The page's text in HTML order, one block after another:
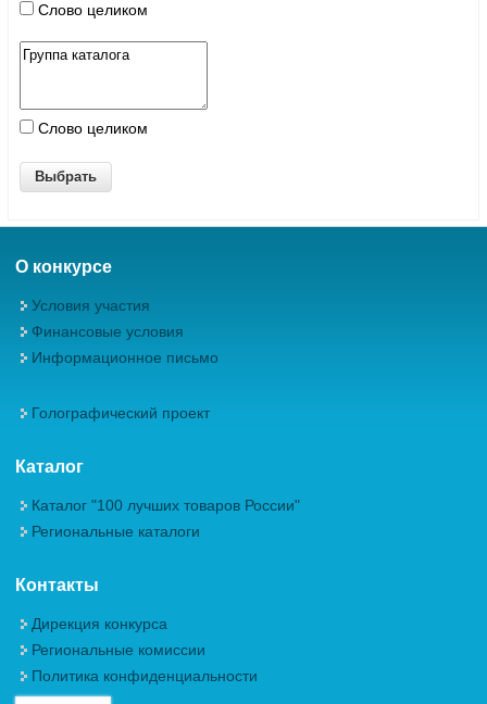
Слово целиком
Слово целиком
О конкурсе
Условия участия
Финансовые условия
Информационное письмо
Голографический проект
Каталог
Каталог "100 лучших товаров России"
Региональные каталоги
Контакты
Дирекция конкурса
Региональные комиссии
Политика конфиденциальности